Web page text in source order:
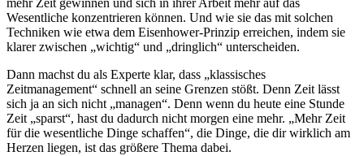
mehr Zeit gewinnen und sich in ihrer Arbeit mehr auf das
Wesentliche konzentrieren können. Und wie sie das mit solchen
Techniken wie etwa dem Eisenhower-Prinzip erreichen, indem sie
klarer zwischen „wichtig“ und „dringlich“ unterscheiden.
Dann machst du als Experte klar, dass „klassisches
Zeitmanagement“ schnell an seine Grenzen stößt. Denn Zeit lässt
sich ja an sich nicht „managen“. Denn wenn du heute eine Stunde
Zeit „sparst“, hast du dadurch nicht morgen eine mehr. „Mehr Zeit
für die wesentliche Dinge schaffen“, die Dinge, die dir wirklich am
Herzen liegen, ist das größere Thema dabei.